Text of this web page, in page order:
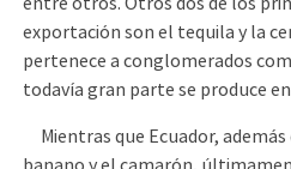
exportación son el tequila y la
pertenece a conglomerados
todavía gran parte se produce
Mientras que Ecuador,